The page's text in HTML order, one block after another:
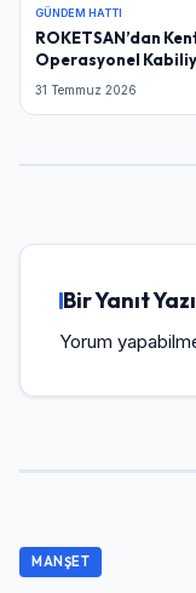
GÜNDEM HATTI
ROKETSAN’dan
Operasyonel
31 Temmuz 2026
Bir Yanıt
Yorum
MANŞET